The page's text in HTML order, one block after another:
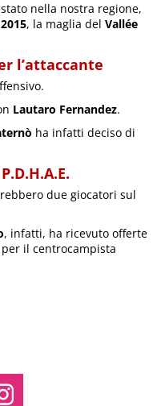
nella nostra regione,
, la maglia delVallée
l’attaccante
Lautaro Fernandez.
ha infatti deciso di
due giocatori sul
, infatti, ha ricevuto offerte
il centrocampista